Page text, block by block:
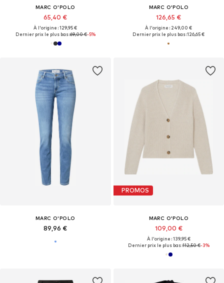
MARC O'POLO
65,40 €
À l'origine : 129,95 €
Dernier prix le plus bas :69,00 €-5%
MARC O'POLO
126,65 €
À l'origine : 249,00 €
Dernier prix le plus bas :126,65 €
MARC O'POLO
89,96 €
PROMOS
MARC O'POLO
109,00 €
À l'origine : 139,95 €
Dernier prix le plus bas :112,50 €-3%